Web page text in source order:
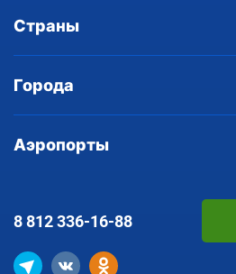
Страны
Города
Аэропорты
8 812336-16-88